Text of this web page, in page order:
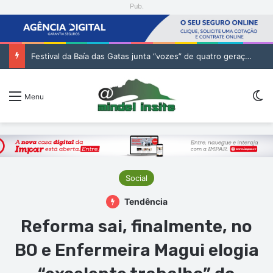
Pub.
Festival da Baía das Gatas junta “vozes” de quatro gerações da música cabo-verdiana na segunda noite
Menu
Social
Tendência
Reforma sai, finalmente, no
BO e Enfermeira Magui elogia